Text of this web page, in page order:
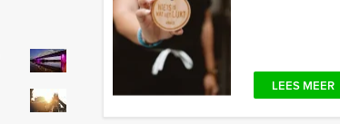
LEES MEER